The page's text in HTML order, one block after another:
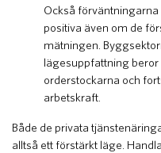
Också
positiva även om de
mätningen.
lägesuppfattning
orderstockarna och
arbetskraft.
Både de privata
alltså ett förstärkt läge.